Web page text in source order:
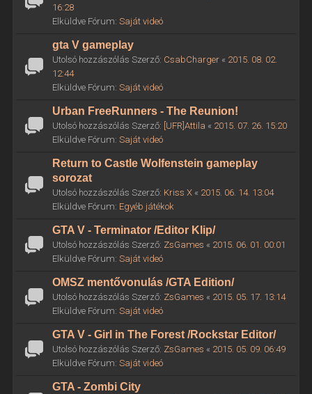
16:28
Elküldve Fórum: Saját videó
gta V gameplay
Utolsó hozzászólás Szerző: CsabCharger« 2015. 08. 02.
12:44
Elküldve Fórum: Saját videó
Urban FreeRunners - The Reunion!
Utolsó hozzászólás Szerző: [UFR]Attila « 2015. 07. 26. 15:20
Elküldve Fórum: Saját videó
Return to Castle Wolfenstein gameplay
sorozat
Utolsó hozzászólás Szerző: Kriss X« 2015. 06. 14. 13:04
Elküldve Fórum: Egyéb játékok
GTA V - Terminator /Editor Klip/
Utolsó hozzászólás Szerző: ZsGames « 2015. 06. 01. 00:01
Elküldve Fórum: Saját videó
OMSZ mentővonulás /GTA Edition/
Utolsó hozzászólás Szerző: ZsGames « 2015. 05. 17. 13:14
Elküldve Fórum: Saját videó
GTA V - Girl in The Forest /Rockstar Editor/
Utolsó hozzászólás Szerző: ZsGames « 2015. 05. 09. 06:49
Elküldve Fórum: Saját videó
GTA - Zombi City